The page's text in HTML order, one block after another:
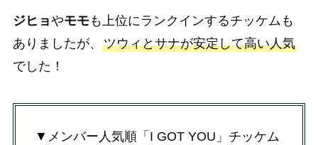
ジヒョやモモも上位にランクインするチッケムも
ありましたが、 ツウィとサナが安定して高い人気
でした！
▼メンバー人気順「I GOT YOU」チッケム